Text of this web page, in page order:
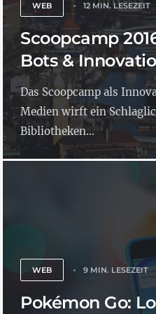
WEB 12 MIN. LESEZEIT
Scoopcamp
Bots &
Das Scoopcamp als
Medien wirft ein
Bibliotheken...
WEB 9 MIN. LESEZEIT
Pokémon Go: